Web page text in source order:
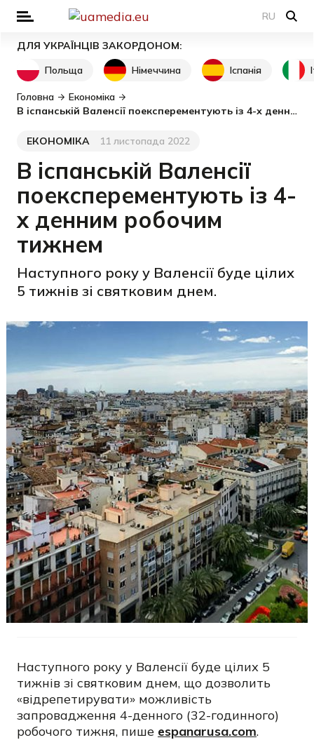
RU
ДЛЯ УКРАЇНЦІВ ЗАКОРДОНОМ:
Польща
Німеччина Іспанія
Головна
Економіка
В іспанській Валенсії поексперементують із 4-х денним робочим тижнем
Категорія
ЕКОНОМІКА
Дата публікації11 листопада 2022
В іспанській Валенсії
поексперементують із 4-
х денним робочим
тижнем
Наступного року у Валенсії буде цілих
5 тижнів зі святковим днем.
Наступного року у Валенсії буде цілих 5
тижнів зі святковим днем, що дозволить
«відрепетирувати» можливість
запровадження 4-денного (32-годинного)
робочого тижня, пише espanarusa.com.